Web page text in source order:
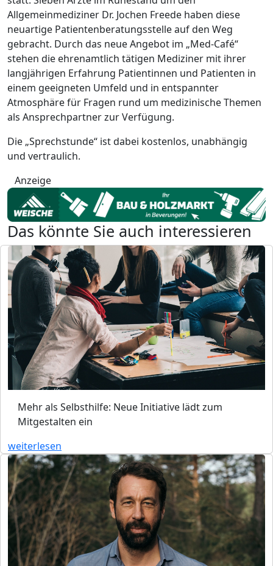
Allgemeinmediziner Dr. Jochen Freede haben diese
neuartige Patientenberatungsstelle auf den Weg
gebracht. Durch das neue Angebot im „Med-Café“
stehen die ehrenamtlich tätigen Mediziner mit ihrer
langjährigen Erfahrung Patientinnen und Patienten in
einem geeigneten Umfeld und in entspannter
Atmosphäre für Fragen rund um medizinische Themen
als Ansprechpartner zur Verfügung.
Die „Sprechstunde“ ist dabei kostenlos, unabhängig
und vertraulich.
Anzeige
Das könnte Sie auch interessieren
Mehr als Selbsthilfe: Neue Initiative lädt zum
Mitgestalten ein
weiterlesen